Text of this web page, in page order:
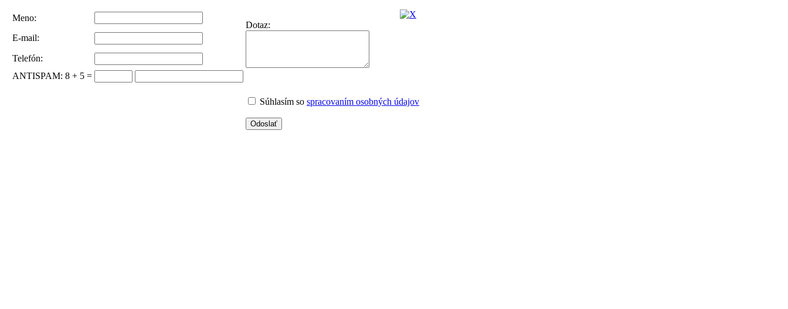
Meno:
Dotaz:
E-mail:
Telefón:
ANTISPAM: 8 + 5 =
Súhlasím so spracovaním osobných údajov